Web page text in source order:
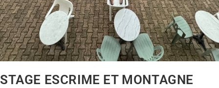
STAGE ESCRIME ET MONTAGNE